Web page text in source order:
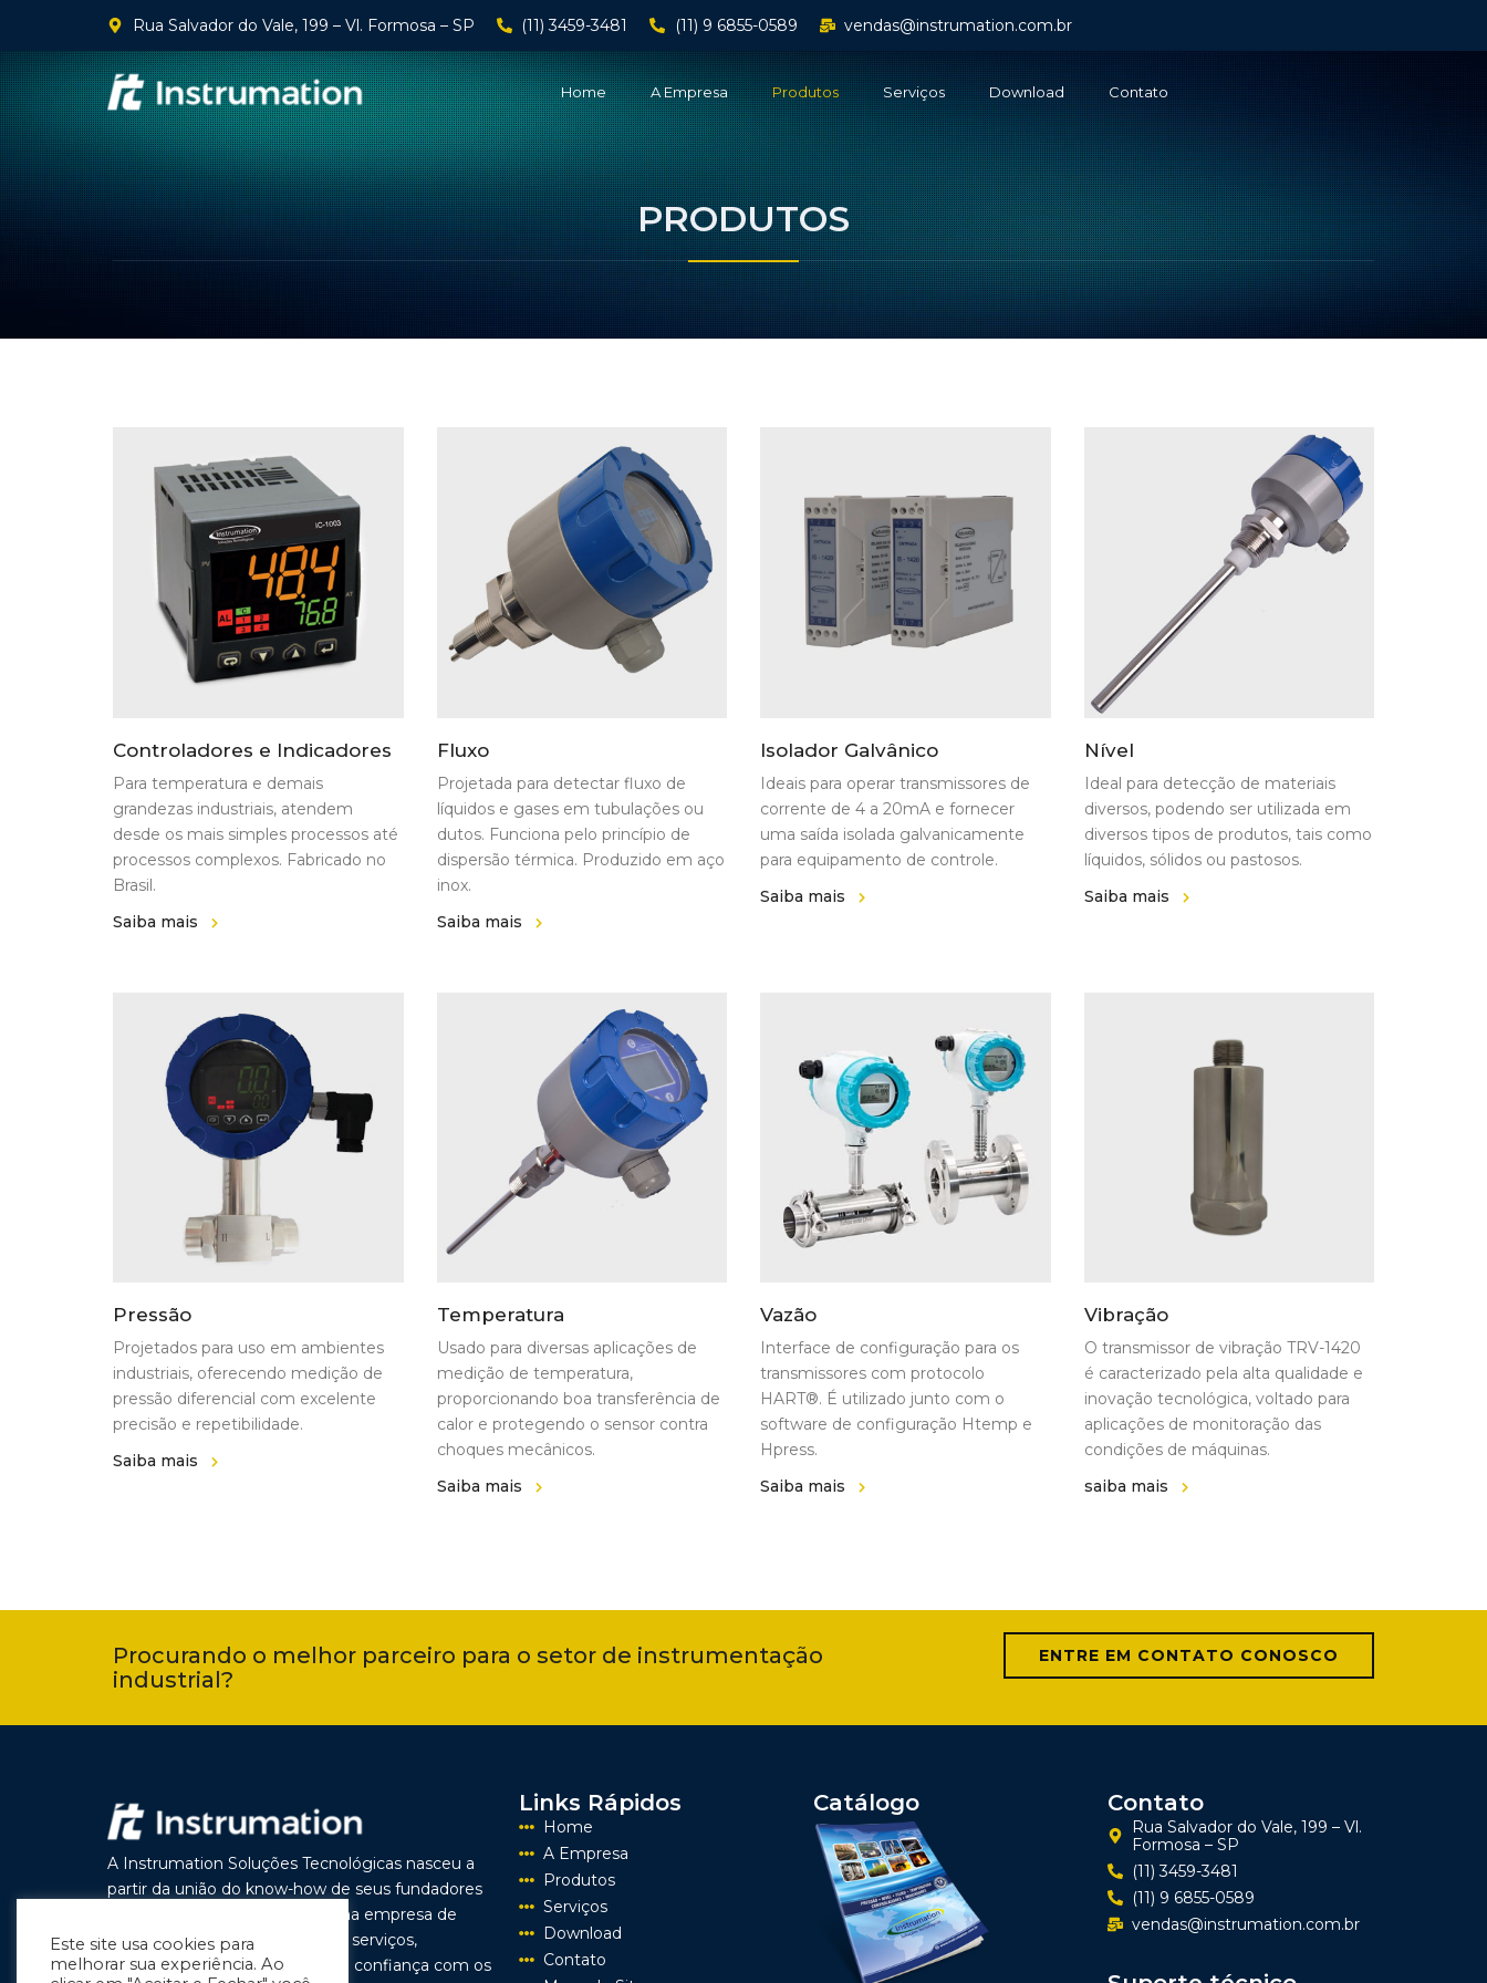
Rua Salvador do Vale, 199 – Vl. Formosa – SP (11) 3459-3481 (11) 9 6855-0589 vendas@instrumation.com.br
Home A Empresa Produtos Serviços Download Contato
PRODUTOS
Controladores e Indicadores
Para temperatura e demais
grandezas industriais, atendem
desde os mais simples processos até
processos complexos. Fabricado no
Brasil.
Saiba mais
Pressão
Projetados para uso em ambientes
industriais, oferecendo medição de
pressão diferencial com excelente
precisão e repetibilidade.
Saiba mais
Fluxo
Projetada para detectar fluxo de
líquidos e gases em tubulações ou
dutos. Funciona pelo princípio de
dispersão térmica. Produzido em aço
inox.
Saiba mais
Temperatura
Usado para diversas aplicações de
medição de temperatura,
proporcionando boa transferência de
calor e protegendo o sensor contra
choques mecânicos.
Saiba mais
Isolador Galvânico
Ideais para operar transmissores de
corrente de 4 a 20mA e fornecer
uma saída isolada galvanicamente
para equipamento de controle.
Saiba mais
Vazão
Interface de configuração para os
transmissores com protocolo
HART®. É utilizado junto com o
software de configuração Htemp e
Hpress.
Saiba mais
Nível
Ideal para detecção de materiais
diversos, podendo ser utilizada em
diversos tipos de produtos, tais como
líquidos, sólidos ou pastosos.
Saiba mais
Vibração
O transmissor de vibração TRV-1420
é caracterizado pela alta qualidade e
inovação tecnológica, voltado para
aplicações de monitoração das
condições de máquinas.
saiba mais
Procurando o melhor parceiro para o setor de instrumentação
industrial?
ENTRE EM CONTATO CONOSCO
A Instrumation Soluções Tecnológicas nasceu a
partir da união do know-how de seus fundadores
com o objetivo de construir uma empresa de
vanguarda por seus produtos e serviços,
buscando a cada dia melhorar a confiança com os
Links Rápidos
Home
A Empresa
Produtos
Serviços
Download
Contato
Catálogo Contato
Rua Salvador do Vale, 199 – Vl.
Formosa – SP
(11) 3459-3481
(11) 9 6855-0589
vendas@instrumation.com.br
Este site usa cookies para
melhorar sua experiência. Ao